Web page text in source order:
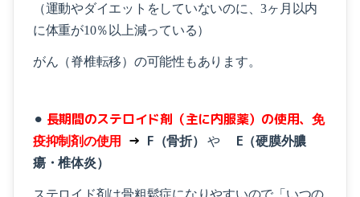
（運動やダイエットをしていないのに、3ヶ月以内
に体重が10％以上減っている）
がん（脊椎転移）の可能性もあります。
⚫︎ 長期間のステロイド剤（主に内服薬）の使用、免
疫抑制剤の使用
→ F （骨折）や E （硬膜外膿
瘍・椎体炎）
ステロイド剤は骨粗鬆症になりやすいので「いつの